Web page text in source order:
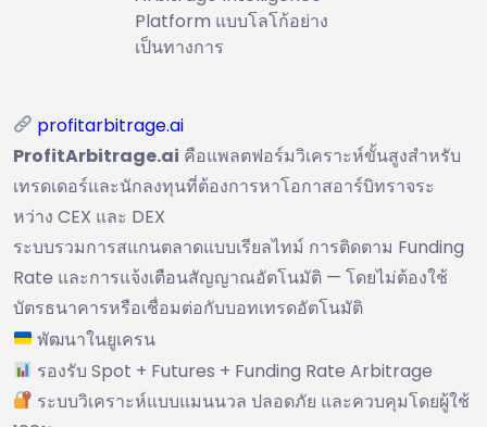
Platform แบบโลโก้อย่าง
เป็นทางการ
profitarbitrage.ai
ProfitArbitrage.ai คือแพลตฟอร์มวิเคราะห์ขั้นสูงสำหรับ
เทรดเดอร์และนักลงทุนที่ต้องการหาโอกาสอาร์บิทราจระ
หว่าง CEX และ DEX
ระบบรวมการสแกนตลาดแบบเรียลไทม์ การติดตาม Funding
Rate และการแจ้งเตือนสัญญาณอัตโนมัติ — โดยไม่ต้องใช้
บัตรธนาคารหรือเชื่อมต่อกับบอทเทรดอัตโนมัติ
พัฒนาในยูเครน
รองรับ Spot + Futures + Funding Rate Arbitrage
ระบบวิเคราะห์แบบแมนนวล ปลอดภัย และควบคุมโดยผู้ใช้